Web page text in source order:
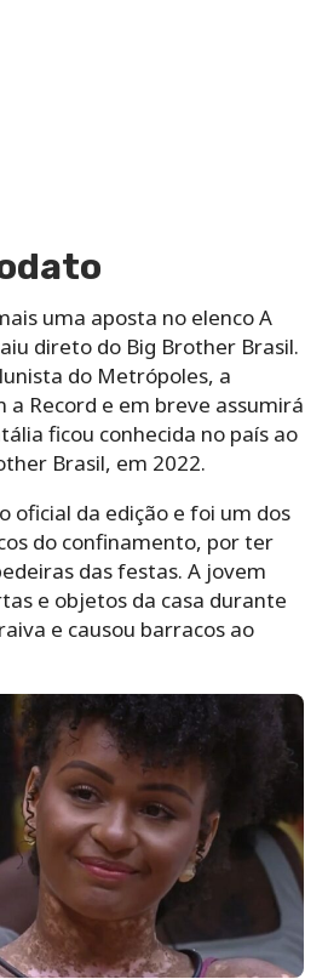
uma aposta no elenco A
direto do Big Brother Brasil.
do Metrópoles, a
a Record e em breve assumirá
ficou conhecida no país ao
Brasil, em 2022.
oficial da edição e foi um dos
do confinamento, por ter
das festas. A jovem
e objetos da casa durante
e causou barracos ao